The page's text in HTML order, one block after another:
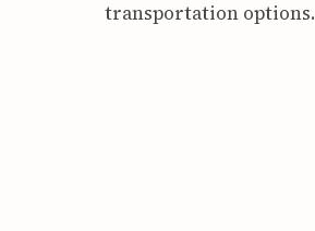
transportation options.